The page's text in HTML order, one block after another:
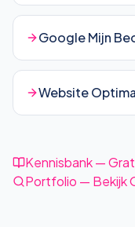
Google Mijn
Website
Kennisbank —
Portfolio — Bekijk